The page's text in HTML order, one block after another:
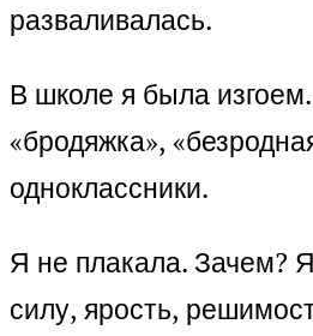
разваливалась.
В школе я была
«бродяжка»,
одноклассники.
Я не плакала. Зачем?
силу, ярость,